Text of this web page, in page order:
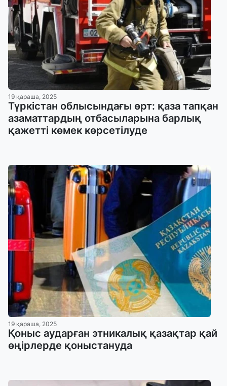
19 қараша, 2025
Түркістан облысындағы өрт: қаза тапқан
азаматтардың отбасыларына барлық
қажетті көмек көрсетілуде
19 қараша, 2025
Қоныс аударған этникалық қазақтар қай
өңірлерде қоныстануда